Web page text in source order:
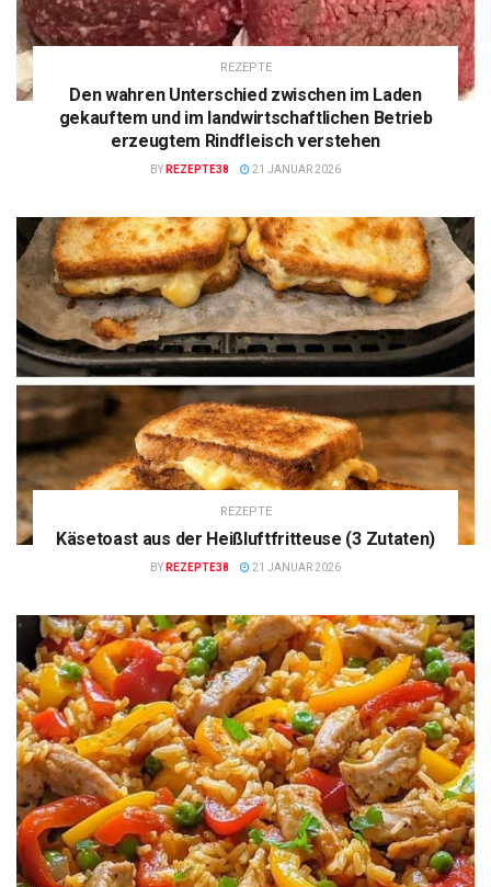
REZEPTE
Den wahren Unterschied zwischen im Laden
gekauftem und im landwirtschaftlichen Betrieb
erzeugtem Rindfleisch verstehen
BY REZEPTE38 21 JANUAR 2026
REZEPTE
Käsetoast aus der Heißluftfritteuse (3 Zutaten)
BY REZEPTE38 21 JANUAR 2026